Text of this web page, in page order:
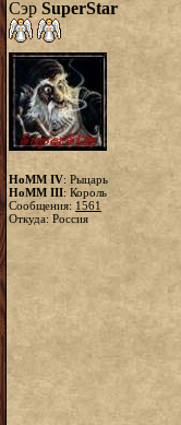
Сэр SuperStar
HoMM IV: Рыцарь
HoMM III: Король
Сообщения: 1561
Откуда: Россия